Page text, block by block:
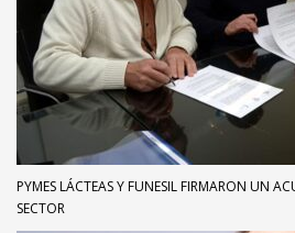
PYMES LÁCTEAS Y FUNESIL FIRMARON UN
SECTOR